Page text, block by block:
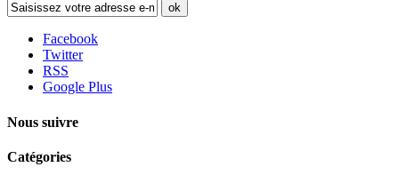
ok
Facebook
Twitter
RSS
Google Plus
Nous suivre
Catégories